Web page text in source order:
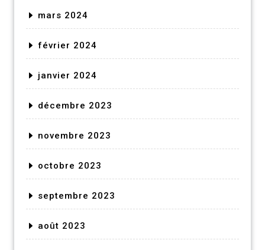
mars 2024
février 2024
janvier 2024
décembre 2023
novembre 2023
octobre 2023
septembre 2023
août 2023